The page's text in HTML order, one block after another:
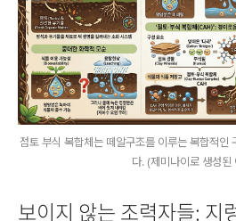
점토 부식 복합체는 떼알구조를 이루는 복합적인
다. (제미나이로 생성된
보이지 않는 조력자들: 지